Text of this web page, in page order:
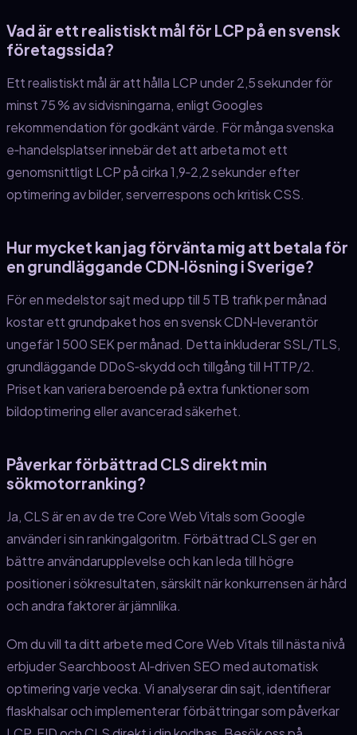
Vad är ett realistiskt mål för LCP på en svensk
företagssida?
Ett realistiskt mål är att hålla LCP under 2,5 sekunder för
minst 75 % av sidvisningarna, enligt Googles
rekommendation för godkänt värde. För många svenska
e‑handelsplatser innebär det att arbeta mot ett
genomsnittligt LCP på cirka 1,9‑2,2 sekunder efter
optimering av bilder, serverrespons och kritisk CSS.
Hur mycket kan jag förvänta mig att betala för
en grundläggande CDN‑lösning i Sverige?
För en medelstor sajt med upp till 5 TB trafik per månad
kostar ett grundpaket hos en svensk CDN‑leverantör
ungefär 1 500 SEK per månad. Detta inkluderar SSL/TLS,
grundläggande DDoS‑skydd och tillgång till HTTP/2.
Priset kan variera beroende på extra funktioner som
bildoptimering eller avancerad säkerhet.
Påverkar förbättrad CLS direkt min
sökmotorranking?
Ja, CLS är en av de tre Core Web Vitals som Google
använder i sin rankingalgoritm. Förbättrad CLS ger en
bättre användarupplevelse och kan leda till högre
positioner i sökresultaten, särskilt när konkurrensen är hård
och andra faktorer är jämnlika.
Om du vill ta ditt arbete med Core Web Vitals till nästa nivå
erbjuder Searchboost AI‑driven SEO med automatisk
optimering varje vecka. Vi analyserar din sajt, identifierar
flaskhalsar och implementerar förbättringar som påverkar